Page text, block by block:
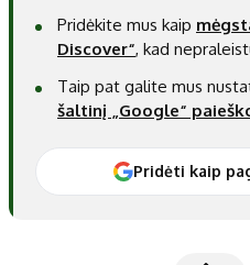
Pridėkite mus kaip
Discover“, kad
Taip pat galite mus
šaltinį „Google“
Pridėti kaip